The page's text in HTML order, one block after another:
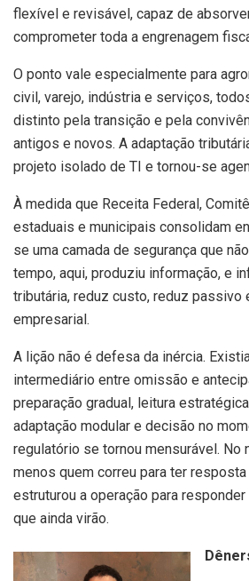
flexível e revisável, capaz de
comprometer toda a engrenagem
O ponto vale especialmente para
civil, varejo, indústria e serviços,
distinto pela transição e pela
antigos e novos. A adaptação
projeto isolado de TI e tornou-se
À medida que Receita Federal,
estaduais e municipais consolidam
se uma camada de segurança que
tempo, aqui, produziu informação, e
tributária, reduz custo, reduz passivo
empresarial.
A lição não é defesa da inércia.
intermediário entre omissão e
preparação gradual, leitura
adaptação modular e decisão no
regulatório se tornou mensurável. No
menos quem correu para ter
estruturou a operação para
que ainda virão.